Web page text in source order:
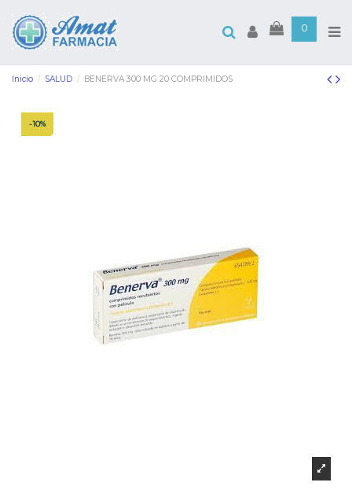
0
Inicio SALUD BENERVA 300 MG 20 COMPRIMIDOS
-10%